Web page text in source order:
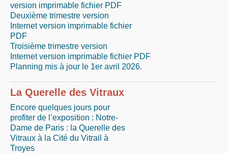
version imprimable fichier PDF
Deuxième trimestre version
Internet version imprimable fichier
PDF
Troisième trimestre version
Internet version imprimable fichier PDF
Planning mis à jour le 1er avril 2026.
La Querelle des Vitraux
Encore quelques jours pour
profiter de l’exposition : Notre-
Dame de Paris : la Querelle des
Vitraux à la Cité du Vitrail à
Troyes